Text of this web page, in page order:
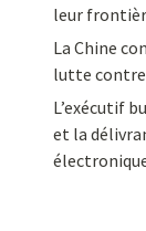
leur
La Chine
lutte contre
L’exécutif
et la